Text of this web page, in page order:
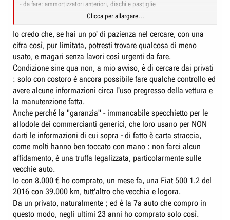
- da fare: ammortizzatori anteriori, dischi e pastiglie
- pochi km (circa 4-5 mila l’anno)
- principalmente città + un po’ di montagna
I miei dubbi sono:
1. Il 1.2 TSI di quegli anni è affidabile o può dare problemi (catena
distribuzione ecc.)?
2. Considerando i lavori da fare, il prezzo è corretto o fuori mercato?
3. Ha senso come prima auto o meglio puntare su qualcosa di più
affidabile?
Grazie a chi risponderà!
Clicca per allargare...
Io credo che, se hai un po' di pazienza nel cercare, con una
cifra così, pur limitata, potresti trovare qualcosa di meno
usato, e magari senza lavori così urgenti da fare.
Condizione sine qua non, a mio avviso, è di cercare dai privati
: solo con costoro è ancora possibile fare qualche controllo ed
avere alcune informazioni circa l'uso pregresso della vettura e
la manutenzione fatta.
Anche perché la "garanzia" - immancabile specchietto per le
allodole dei commercianti generici, che loro usano per NON
darti le informazioni di cui sopra - di fatto è carta straccia,
come molti hanno ben toccato con mano : non farci alcun
affidamento, è una truffa legalizzata, particolarmente sulle
vecchie auto.
Io con 8.000 € ho comprato, un mese fa, una Fiat 500 1.2 del
2016 con 39.000 km, tutt'altro che vecchia e logora.
Da un privato, naturalmente ; ed è la 7a auto che compro in
questo modo, negli ultimi 23 anni ho comprato solo così.